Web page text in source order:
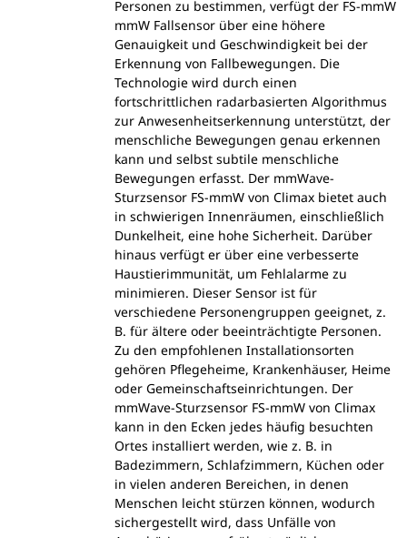
Personen zu bestimmen, verfügt der FS-mmW
mmW Fallsensor über eine höhere
Genauigkeit und Geschwindigkeit bei der
Erkennung von Fallbewegungen. Die
Technologie wird durch einen
fortschrittlichen radarbasierten Algorithmus
zur Anwesenheitserkennung unterstützt, der
menschliche Bewegungen genau erkennen
kann und selbst subtile menschliche
Bewegungen erfasst. Der mmWave-
Sturzsensor FS-mmW von Climax bietet auch
in schwierigen Innenräumen, einschließlich
Dunkelheit, eine hohe Sicherheit. Darüber
hinaus verfügt er über eine verbesserte
Haustierimmunität, um Fehlalarme zu
minimieren. Dieser Sensor ist für
verschiedene Personengruppen geeignet, z.
B. für ältere oder beeinträchtigte Personen.
Zu den empfohlenen Installationsorten
gehören Pflegeheime, Krankenhäuser, Heime
oder Gemeinschaftseinrichtungen. Der
mmWave-Sturzsensor FS-mmW von Climax
kann in den Ecken jedes häufig besuchten
Ortes installiert werden, wie z. B. in
Badezimmern, Schlafzimmern, Küchen oder
in vielen anderen Bereichen, in denen
Menschen leicht stürzen können, wodurch
sichergestellt wird, dass Unfälle von